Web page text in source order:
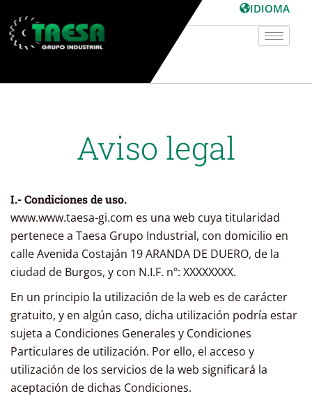
contenido
IDIOMA
Aviso legal
I.- Condiciones de uso.
www.www.taesa-gi.com es una web cuya titularidad
pertenece a Taesa Grupo Industrial, con domicilio en
calle Avenida Costaján 19 ARANDA DE DUERO, de la
ciudad de Burgos, y con N.I.F. nº: XXXXXXXX.
En un principio la utilización de la web es de carácter
gratuito, y en algún caso, dicha utilización podría estar
sujeta a Condiciones Generales y Condiciones
Particulares de utilización. Por ello, el acceso y
utilización de los servicios de la web significará la
aceptación de dichas Condiciones.